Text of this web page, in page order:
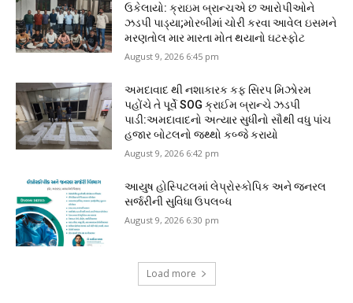
ઉકેલાયો: ક્રાઇમ બ્રાન્ચએ છ આરોપીઓને
ઝડપી પાડ્યા;મોરબીમાં ચોરી કરવા આવેલ ઇસમને
મરણતોલ માર મારતા મોત થયાનો ઘટસ્ફોટ
August 9, 2026 6:45 pm
અમદાવાદ થી નશાકારક કફ સિરપ મિઝોરમ
પહોંચે તે પૂર્વે SOG ક્રાઈમ બ્રાન્ચે ઝડપી
પાડી:અમદાવાદનો અત્યાર સુધીનો સૌથી વધુ પાંચ
હજાર બોટલનો જથ્થો કબ્જે કરાયો
August 9, 2026 6:42 pm
આયુષ હોસ્પિટલમાં લેપ્રોસ્કોપિક અને જનરલ
સર્જરીની સુવિધા ઉપલબ્ધ
August 9, 2026 6:30 pm
Load more